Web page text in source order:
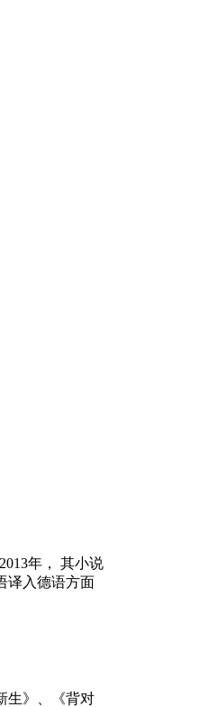
2013年，
其小说
译入德语方面
生》、《背对